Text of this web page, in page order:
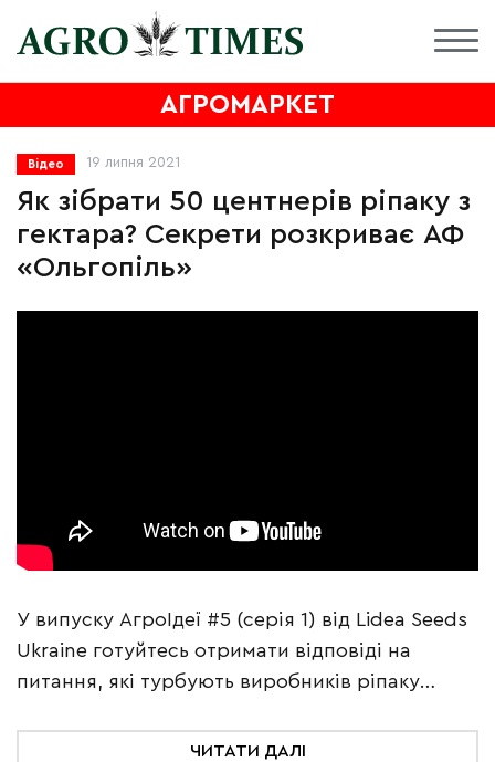
АГРОМАРКЕТ
Відео 19 липня 2021
Як зібрати 50 центнерів ріпаку з
гектара? Секрети розкриває АФ
«Ольгопіль»
У випуску АгроІдеї #5 (серія 1) від Lidea Seeds
Ukraine готуйтесь отримати відповіді на
питання, які турбують виробників ріпаку
ЧИТАТИ ДАЛІ